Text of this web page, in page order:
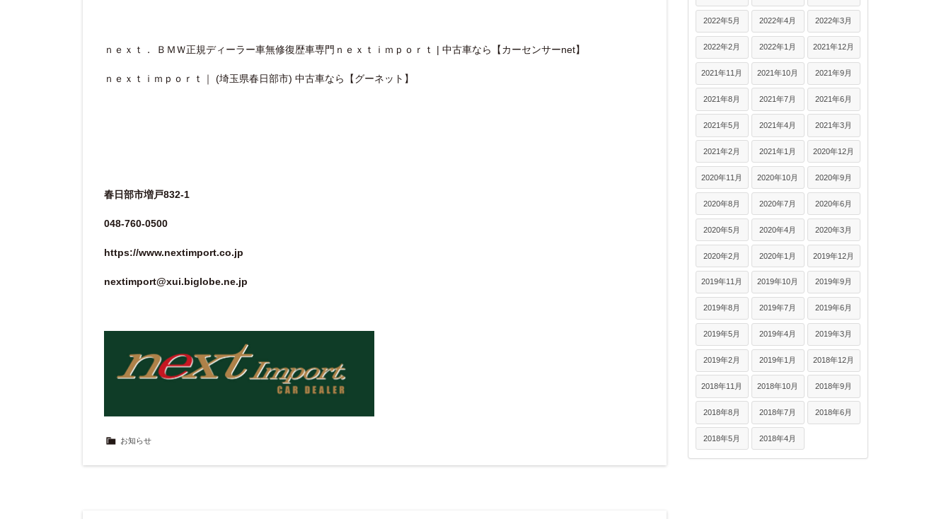
ｎｅｘｔ． ＢＭＷ正規ディーラー車無修復歴車専門ｎｅｘｔｉｍｐｏｒｔ | 中古車なら【カーセンサーnet】
ｎｅｘｔｉｍｐｏｒｔ｜ (埼玉県春日部市) 中古車なら【グーネット】
春日部市増戸832-1
048-760-0500
https://www.nextimport.co.jp
nextimport@xui.biglobe.ne.jp
お知らせ
2022年5月 2022年4月 2022年3月
2022年2月 2022年1月 2021年12月
2021年11月 2021年10月 2021年9月
2021年8月 2021年7月 2021年6月
2021年5月 2021年4月 2021年3月
2021年2月 2021年1月 2020年12月
2020年11月 2020年10月 2020年9月
2020年8月 2020年7月 2020年6月
2020年5月 2020年4月 2020年3月
2020年2月 2020年1月 2019年12月
2019年11月 2019年10月 2019年9月
2019年8月 2019年7月 2019年6月
2019年5月 2019年4月 2019年3月
2019年2月 2019年1月 2018年12月
2018年11月 2018年10月 2018年9月
2018年8月 2018年7月 2018年6月
2018年5月 2018年4月